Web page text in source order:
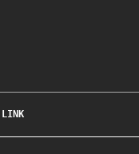
LINK